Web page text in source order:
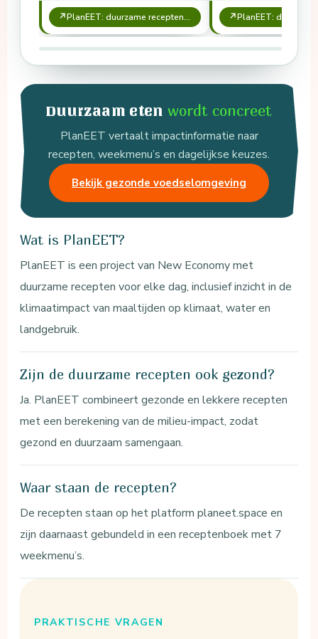
↗ PlanEET: duurzame recepten voor iedere dag
↗
Duurzaam eten wordt concreet
PlanEET vertaalt impactinformatie naar
recepten, weekmenu’s en dagelijkse keuzes.
Bekijk gezonde voedselomgeving
Wat is PlanEET?
PlanEET is een project van New Economy met
duurzame recepten voor elke dag, inclusief inzicht in de
klimaatimpact van maaltijden op klimaat, water en
landgebruik.
Zijn de duurzame recepten ook gezond?
Ja. PlanEET combineert gezonde en lekkere recepten
met een berekening van de milieu-impact, zodat
gezond en duurzaam samengaan.
Waar staan de recepten?
De recepten staan op het platform planeet.space en
zijn daarnaast gebundeld in een receptenboek met 7
weekmenu’s.
PRAKTISCHE VRAGEN